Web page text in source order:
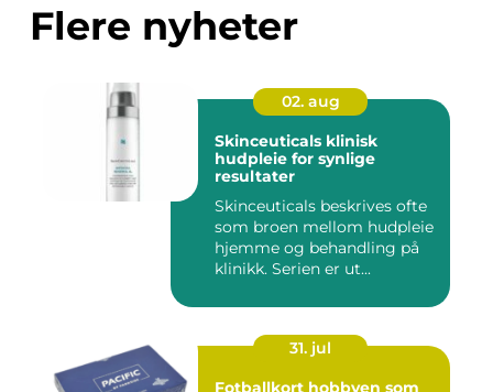
Flere nyheter
02. aug
Skinceuticals klinisk
hudpleie for synlige
resultater
Skinceuticals beskrives ofte
som broen mellom hudpleie
hjemme og behandling på
klinikk. Serien er ut...
31. jul
Fotballkort hobbyen som